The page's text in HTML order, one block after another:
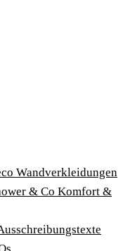
Wandverkleidungen
& Co Komfort &